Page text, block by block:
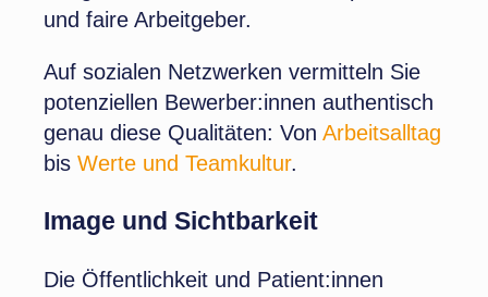
und faire Arbeitgeber.
Auf sozialen Netzwerken vermitteln Sie
potenziellen Bewerber:innen authentisch
genau diese Qualitäten: Von Arbeitsalltag
bis Werte und Teamkultur.
Image und Sichtbarkeit
Die Öffentlichkeit und Patient:innen